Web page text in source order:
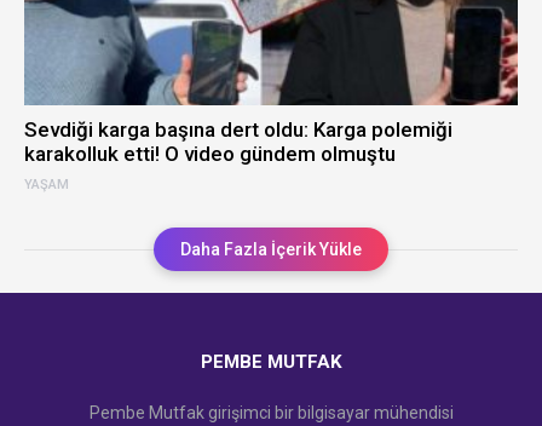
YAŞAM
Sevdiği karga başına dert oldu: Karga polemiği
karakolluk etti! O video gündem olmuştu
Daha Fazla İçerik Yükle
PEMBE MUTFAK
Pembe Mutfak girişimci bir bilgisayar mühendisi